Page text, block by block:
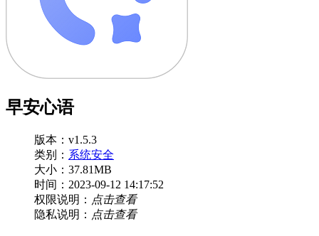
早安心语
版本：v1.5.3
类别： 系统安全
大小：37.81MB
时间：2023-09-12 14:17:52
权限说明： 点击查看
隐私说明： 点击查看